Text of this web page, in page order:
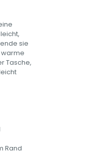
sie
Tasche,
Rand